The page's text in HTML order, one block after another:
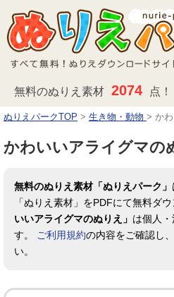
無料のぬりえ素材 2074 点！
ぬりえパークTOP > 生き物・動物 > か
かわいいアライグマの
無料のぬりえ素材「ぬりえパーク」
「ぬりえ素材」をPDFにて無料ダ
いいアライグマのぬりえ」 は個人
す。
ご利用規約の内容をご確認し
い。